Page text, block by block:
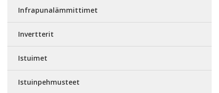
Infrapunalämmittimet
Invertterit
Istuimet
Istuinpehmusteet